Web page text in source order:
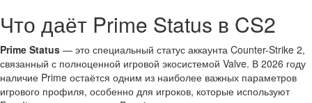
Что даёт Prime Status в CS2
Prime Status — это специальный статус аккаунта Counter-Strike 2,
связанный с полноценной игровой экосистемой Valve. В 2026 году
наличие Prime остаётся одним из наиболее важных параметров
игрового профиля, особенно для игроков, которые используют